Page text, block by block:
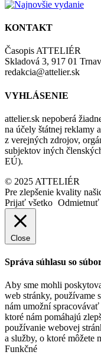
KONTAKT
Časopis ATTELIÉR
Skladová 3, 917 01
redakcia@attelier.sk
VYHLÁSENIE
attelier.sk nepoberá
na účely štátnej reklamy
z verejných zdrojov,
subjektov iných
EÚ).
© 2025 ATTELIÉR
Pre zlepšenie kvality
Prijať všetko Odmietnuť
Close
Správa súhlasu so
Aby sme mohli
web stránky, používame
nám umožní
ktoré nám pomáhajú
používanie webovej
a služby, o ktoré môžete
Funkčné